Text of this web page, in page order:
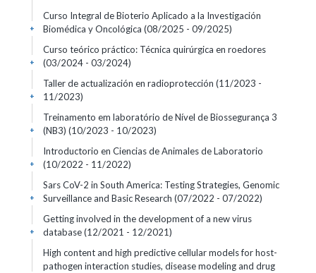
Curso Integral de Bioterio Aplicado a la Investigación
Biomédica y Oncológica (08/2025 - 09/2025)
+
Curso teórico práctico: Técnica quirúrgica en roedores
(03/2024 - 03/2024)
+
Taller de actualización en radioprotección (11/2023 -
11/2023)
+
Treinamento em laboratório de Nível de Biossegurança 3
(NB3) (10/2023 - 10/2023)
+
Introductorio en Ciencias de Animales de Laboratorio
(10/2022 - 11/2022)
+
Sars CoV-2 in South America: Testing Strategies, Genomic
Surveillance and Basic Research (07/2022 - 07/2022)
+
Getting involved in the development of a new virus
database(12/2021 - 12/2021)
+
High content and high predictive cellular models for host-
pathogen interaction studies, disease modeling and drug